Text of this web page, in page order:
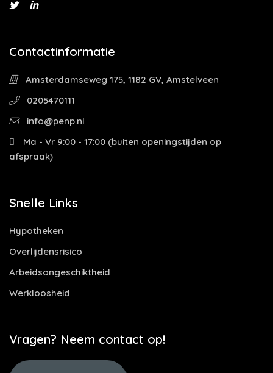
Contactinformatie
Amsterdamseweg 175, 1182 GV, Amstelveen
0205470111
info@penp.nl
Ma - Vr 9:00 - 17:00 (buiten openingstijden op
afspraak)
Snelle Links
Hypotheken
Overlijdensrisico
Arbeidsongeschiktheid
Werkloosheid
Vragen? Neem contact op!